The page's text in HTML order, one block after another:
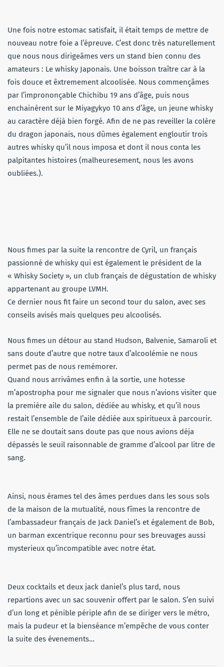
Une fois notre estomac satisfait, il était temps de mettre de
nouveau notre foie a l’épreuve. C’est donc très naturellement
que nous nous dirigeâmes vers un stand bien connu des
amateurs : Le whisky Japonais. Une boisson traître car à la
fois douce et êxtremement alcoolisée. Nous commençâmes
par l’imprononçable Chichibu 19 ans d’âge, puis nous
enchainèrent sur le Miyagykyo 10 ans d’âge, un jeune whisky
au caractère déjà bien forgé. Afin de ne pas reveiller la colère
du dragon japonais, nous dûmes également engloutir trois
autres whisky qu’il nous imposa et dont il nous conta les
palpitantes histoires (malheuresement, nous les avons
oubliées.).
Nous fimes par la suite la rencontre de Cyril, un français
passionné de whisky qui est également le président de la
« Whisky Society », un club français de dégustation de whisky
appartenant au groupe LVMH.
Ce dernier nous fit faire un second tour du salon, avec ses
conseils avisés mais quelques peu alcoolisés.
Nous fimes un détour au stand Hudson, Balvenie, Samaroli et
sans doute d’autre que notre taux d’alcoolémie ne nous
permet pas de nous remémorer.
Quand nous arrivâmes enfin à la sortie, une hotesse
m’apostropha pour me signaler que nous n’avions visiter que
la première aile du salon, dédiée au whisky, et qu’il nous
restait l’ensemble de l’aile dédiée aux spiritueux à parcourir.
Elle ne se doutait sans doute pas que nous avions déja
dépassés le seuil raisonnable de gramme d’alcool par litre de
sang.
Ainsi, nous érames tel des âmes perdues dans les sous sols
de la maison de la mutualité, nous fîmes la rencontre de
l’ambassadeur français de Jack Daniel’s et également de Bob,
un barman excentrique reconnu pour ses breuvages aussi
mysterieux qu’incompatible avec notre état.
Deux cocktails et deux jack daniel’s plus tard, nous
repartions avec un sac souvenir offert par le salon. S’en suivi
d’un long et pénible périple afin de se diriger vers le métro,
mais la pudeur et la bienséance m’empêche de vous conter
la suite des évenements…